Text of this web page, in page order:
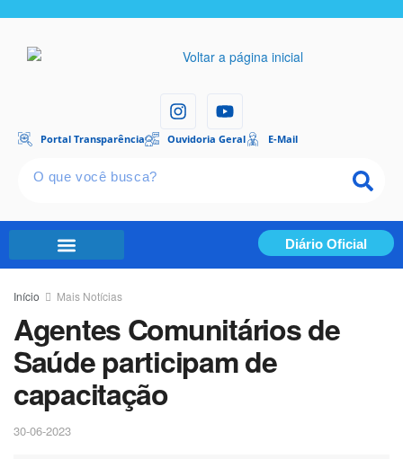
Portal Transparência Ouvidoria Geral E-Mail
Diário Oficial
Início Mais Notícias
Agentes Comunitários de
Saúde participam de
capacitação
30-06-2023